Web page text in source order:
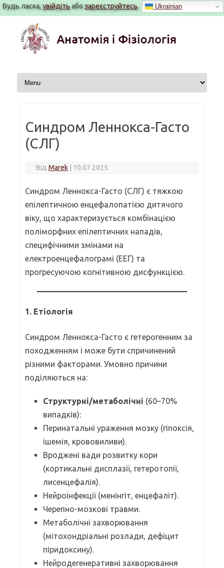
Будь ласка,увійдітьабозареєструйтесь.
вмісту
Синдром Леннокса-Гасто
(СЛГ)
Від Marek 10.07.2025
Синдром Леннокса-Гасто (СЛГ) є тяжкою
епілептичною енцефалопатією дитячого
віку, що характеризується комбінацією
поліморфних епілептичних нападів,
специфічними змінами на
електроенцефалограмі (ЕЕГ) та
прогресуючою когнітивною дисфункцією.
1. Етіологія
Синдром Леннокса-Гасто є гетерогенним за
походженням і може бути спричинений
різними факторами. Умовно причини
поділяються на:
Структурні/метаболічні (60–70%
випадків):
Перинатальні ураження мозку (гіпоксія,
ішемія, крововиливи).
Вроджені вади розвитку кори
(кортикальні дисплазії, гетеротопії,
лисенцефалія).
Нейроінфекції (менінгіт, енцефаліт).
Черепно-мозкові травми.
Метаболічні захворювання
(мітохондріальні розлади, дефіцит
піридоксину).
Нейродегенеративні захворювання
Ukrainian